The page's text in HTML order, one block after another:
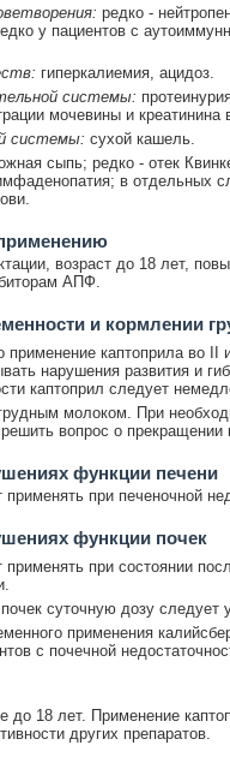
редко -
у пациентов с
гиперкалиемия, ацидоз.
системы:
мочевины и креатинина
системы: сухой кашель.
сыпь; редко - отек
в отдельных
возраст до 18 лет,
АПФ.
и кормлении
применение каптоприла во II
нарушения развития и
каптоприл следует
молоком. При
вопрос о прекращении
функции печени
при печеночной
функции почек
при состоянии
суточную дозу следует
применения
с почечной
до 18 лет. Применение
других препаратов.